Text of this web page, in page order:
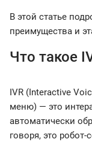
В этой статье
преимущества и
Что такое
IVR (Interactive
меню) — это
автоматически
говоря, это